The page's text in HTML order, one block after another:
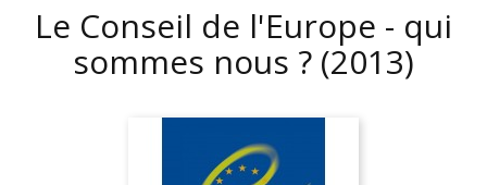
Le Conseil de l'Europe - qui
sommes nous ? (2013)